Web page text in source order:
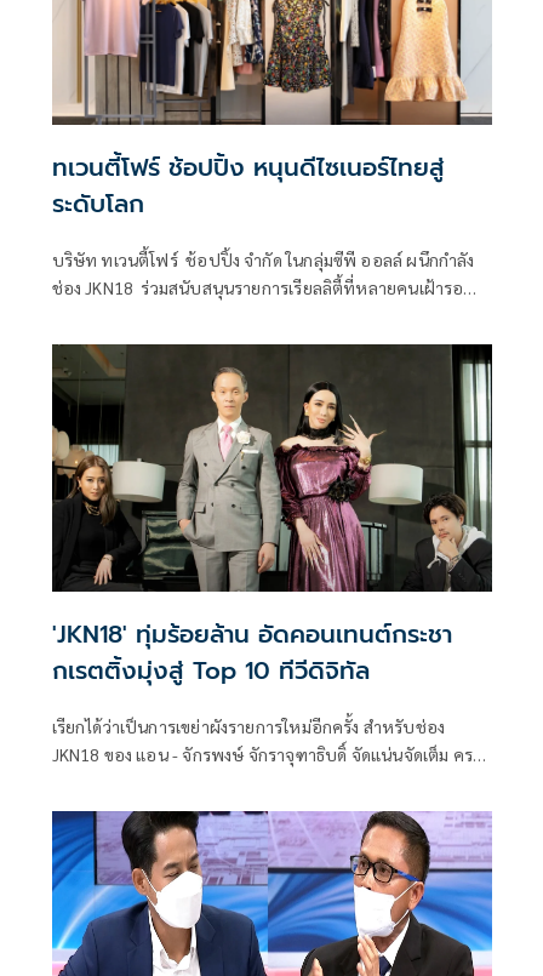
ทเวนตี้โฟร์ ช้อปปิ้ง หนุนดีไซเนอร์ไทยสู่
ระดับโลก
บริษัท ทเวนตี้โฟร์ ช้อปปิ้ง จำกัด ในกลุ่มซีพี ออลล์ ผนึกกำลัง
ช่อง JKN18 ร่วมสนับสนุนรายการเรียลลิตี้ที่หลายคนเฝ้ารอ
แลนด์)
'JKN18' ทุ่มร้อยล้าน อัดคอนเทนต์กระชา
กเรตติ้งมุ่งสู่ Top 10 ทีวีดิจิทัล
เรียกได้ว่าเป็นการเขย่าผังรายการใหม่อีกครั้ง สำหรับช่อง
JKN18 ของ แอน - จักรพงษ์ จักราจุฑาธิบดิ์ จัดแน่นจัดเต็ม ครบ
ท็อปเท็นทีวีดิจิทัล ด้วยการเพิ่มรายการข่าวและความบันเทิงเริ่ม
เดือนพฤษภาคมนี้ เพื่อให้ผู้ชมได้รับชมข่าว JKN18 ทันทุก
เหตุการณ์ ครบทุกสาระ